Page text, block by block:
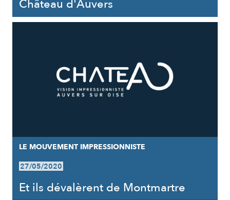
Château d'Auvers
LE MOUVEMENT IMPRESSIONNISTE
27/05/2020
Et ils dévalèrent de Montmartre